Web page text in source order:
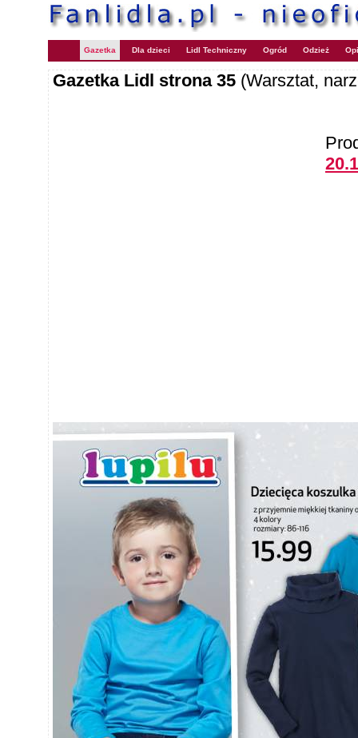
Gazetka Dla dzieci Lidl Techniczny Ogród Odzież
Gazetka Lidl strona 35 (Warsztat,